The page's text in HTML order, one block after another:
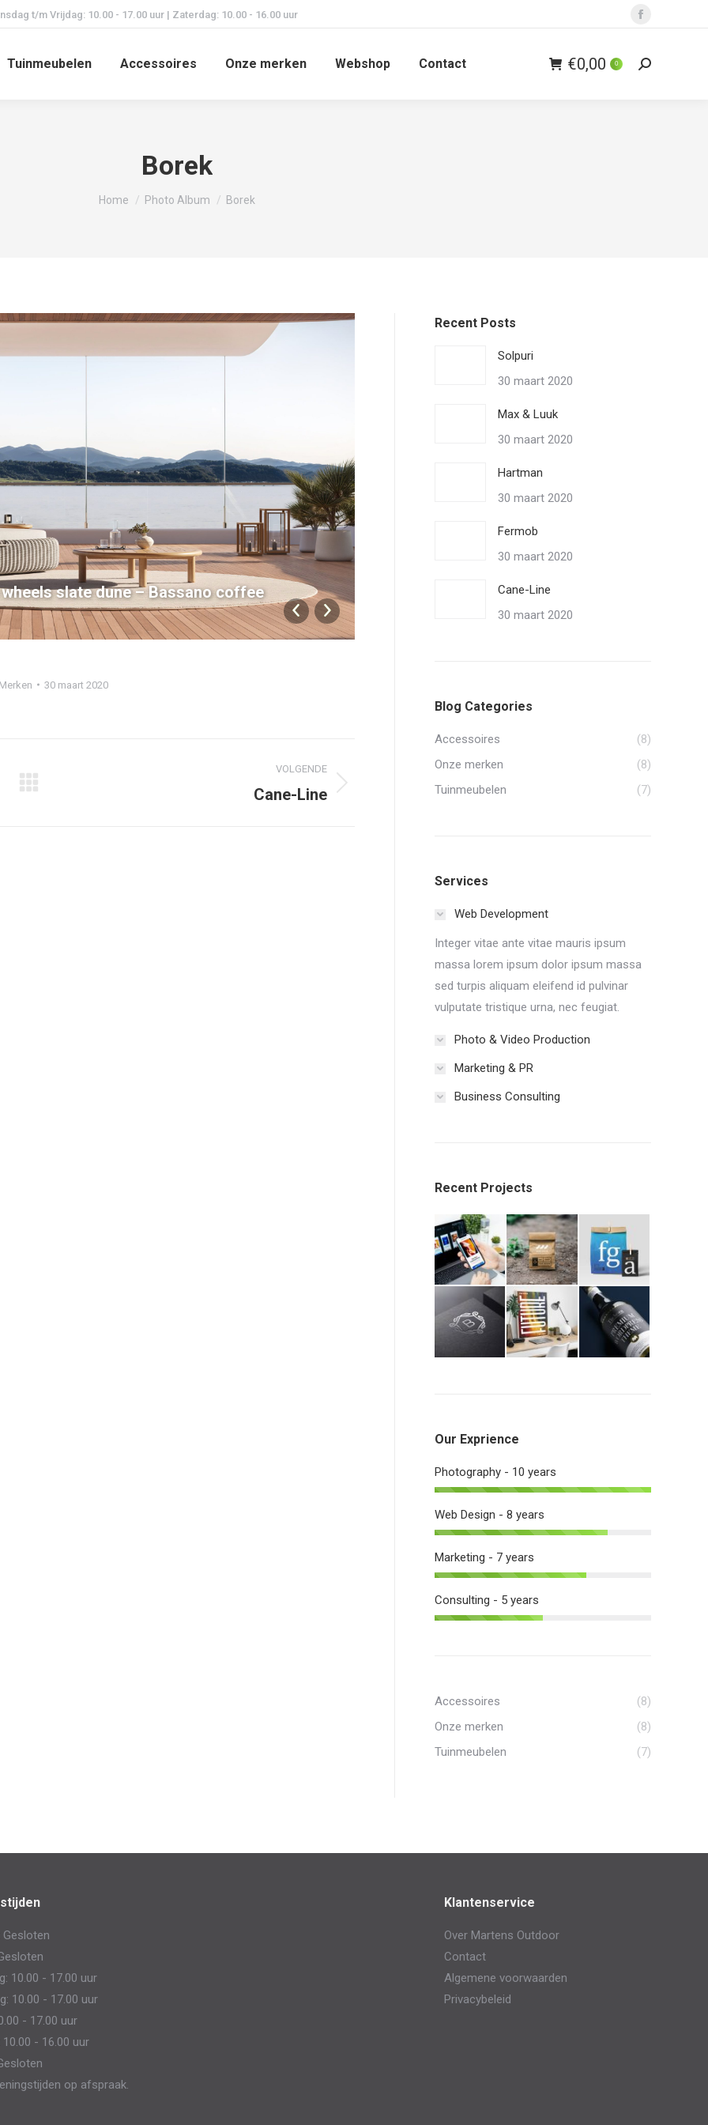
t/m Vrijdag: 10.00 - 17.00 uur | Zaterdag: 10.00 - 16.00 uur
Facebook
opens
Tuinmeubelen Accessoires Onze merken Webshop Contact €0,00 0 Zoeken:
Borek
Je bent hier:
Home Photo Album Borek
slate dune – Bassano coffee
2025 Borek alu rope Genua chair bronze
Merken 30 maart 2020
VOLGENDE
Cane-Line
Recent Posts
Solpuri
30 maart 2020
Max & Luuk
30 maart 2020
Hartman
30 maart 2020
Fermob
30 maart 2020
Cane-Line
30 maart 2020
Blog Categories
Accessoires
(8)
Onze merken
(8)
Tuinmeubelen
(7)
Services
Web Development
Integer vitae ante vitae mauris ipsum
massa lorem ipsum dolor ipsum massa
sed turpis aliquam eleifend id pulvinar
vulputate tristique urna, nec feugiat.
Photo & Video Production
Marketing & PR
Business Consulting
Recent Projects
Our Exprience
Photography - 10 years
Web Design - 8 years
Marketing - 7 years
Consulting - 5 years
Accessoires
(8)
Onze merken
(8)
Tuinmeubelen
(7)
Gesloten
10.00 - 17.00 uur
10.00 - 17.00 uur
- 17.00 uur
- 16.00 uur
op afspraak.
Klantenservice
Over Martens Outdoor
Contact
Algemene voorwaarden
Privacybeleid